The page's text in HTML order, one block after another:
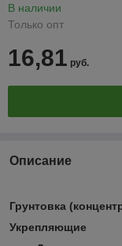
В наличии
Только опт
16,81 руб.
Описание
Грунтовка
Укрепляющие